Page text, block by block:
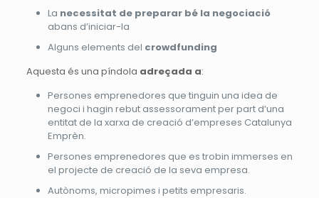
La necessitat de preparar bé la negociació
abans d’iniciar-la
Alguns elements del crowdfunding
Aquesta és una píndola adreçada a:
Persones emprenedores que tinguin una idea de
negoci i hagin rebut assessorament per part d’una
entitat de la xarxa de creació d’empreses Catalunya
Emprèn.
Persones emprenedores que es trobin immerses en
el projecte de creació de la seva empresa.
Autònoms, micropimes i petits empresaris.